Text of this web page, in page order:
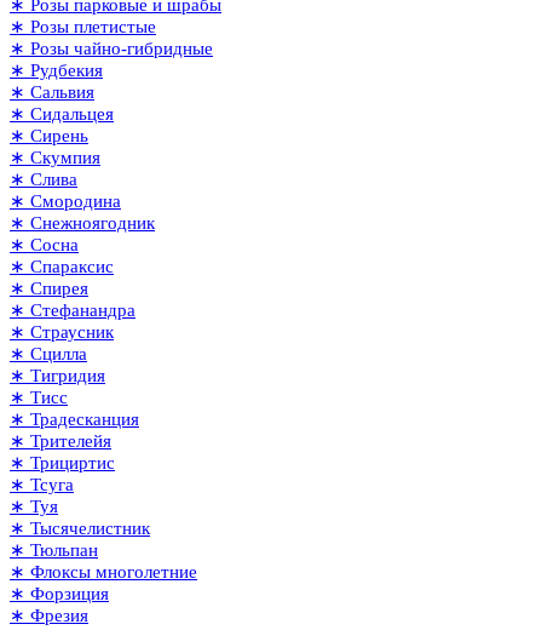
∗ Розы парковые и шрабы
∗ Розы плетистые
∗ Розы чайно-гибридные
∗ Рудбекия
∗ Сальвия
∗ Сидальцея
∗ Сирень
∗ Скумпия
∗ Слива
∗ Смородина
∗ Снежноягодник
∗ Сосна
∗ Спараксис
∗ Спирея
∗ Стефанандра
∗ Страусник
∗ Сцилла
∗ Тигридия
∗ Тисс
∗ Традесканция
∗ Трителейя
∗ Трициртис
∗ Тсуга
∗ Туя
∗ Тысячелистник
∗ Тюльпан
∗ Флоксы многолетние
∗ Форзиция
∗ Фрезия